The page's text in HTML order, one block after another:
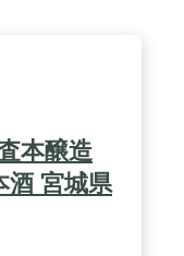
本醸造
酒 宮城県